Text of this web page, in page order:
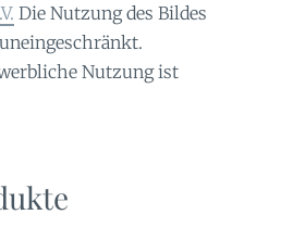
Die Nutzung des Bildes
Nutzung ist